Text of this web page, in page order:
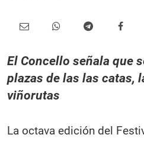
El Concello señala que
plazas de las las catas,
viñorutas
La octava edición del